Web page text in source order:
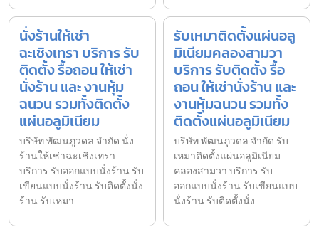
นั่งร้านให้เช่า
ฉะเชิงเทรา บริการ รับ
ติดตั้ง รื้อถอน ให้เช่า
นั่งร้าน และ งานหุ้ม
ฉนวน รวมทั้งติดตั้ง
แผ่นอลูมิเนียม
บริษัท พัฒนภูวดล จำกัด นั่ง
ร้านให้เช่าฉะเชิงเทรา
บริการ รับออกแบบนั่งร้าน รับ
เขียนแบบนั่งร้าน รับติดตั้งนั่ง
ร้าน รับเหมา
รับเหมาติดตั้งแผ่นอลู
มิเนียมคลองสามวา
บริการ รับติดตั้ง รื้อ
ถอน ให้เช่านั่งร้าน และ
งานหุ้มฉนวน รวมทั้ง
ติดตั้งแผ่นอลูมิเนียม
บริษัท พัฒนภูวดล จำกัด รับ
เหมาติดตั้งแผ่นอลูมิเนียม
คลองสามวา บริการ รับ
ออกแบบนั่งร้าน รับเขียนแบบ
นั่งร้าน รับติดตั้งนั่ง